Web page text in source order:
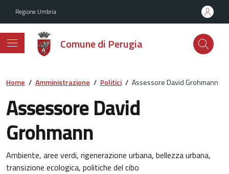
Regione Umbria
Comune di Perugia
Home / Amministrazione / Politici / Assessore David Grohmann
Assessore David
Grohmann
Ambiente, aree verdi, rigenerazione urbana, bellezza urbana,
transizione ecologica, politiche del cibo